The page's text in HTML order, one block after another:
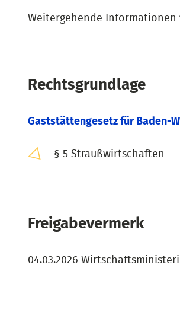
Weitergehende Informationen
Rechtsgrundlage
Gaststättengesetz für Baden-
§ 5 Straußwirtschaften
Freigabevermerk
04.03.2026